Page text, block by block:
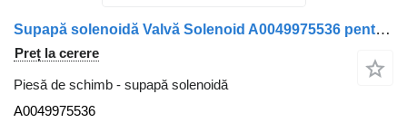
Supapă solenoidă Valvă Solenoid A0049975536 pentru camion Mercedes-Benz (0049975536)
Preț la cerere
Piesă de schimb - supapă solenoidă
A0049975536